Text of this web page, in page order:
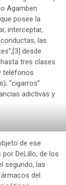
Agamben
posee la
interceptar,
las
[3] desde
tres clases
teléfonos
“cigarros”
adictivas y
de ese
DeLillo, de los
segundo, las
del